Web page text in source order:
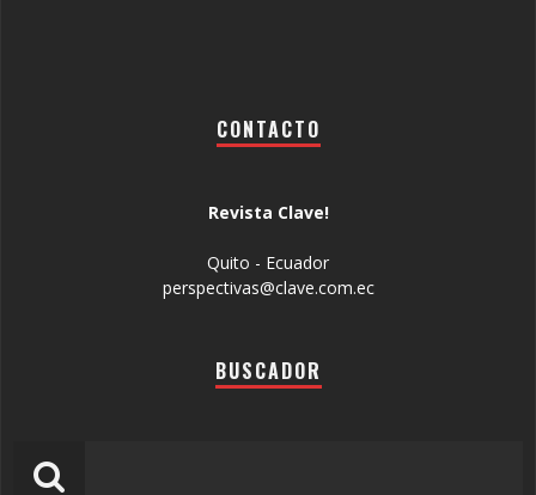
CONTACTO
Revista Clave!
Quito - Ecuador
perspectivas@clave.com.ec
BUSCADOR